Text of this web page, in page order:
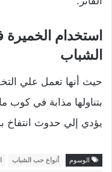
استخدام
الشباب
حيث أنها تعمل علي
بتناولها مذابة في كوب
يؤدي إلي حدوث انتفاخ
الوسوم أنواع حب الشباب